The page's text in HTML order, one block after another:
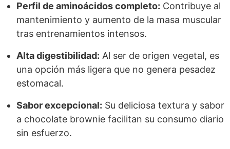
Perfil de aminoácidos completo: Contribuye al
mantenimiento y aumento de la masa muscular
tras entrenamientos intensos.
Alta digestibilidad: Al ser de origen vegetal, es
una opción más ligera que no genera pesadez
estomacal.
Sabor excepcional: Su deliciosa textura y sabor
a chocolate brownie facilitan su consumo diario
sin esfuerzo.